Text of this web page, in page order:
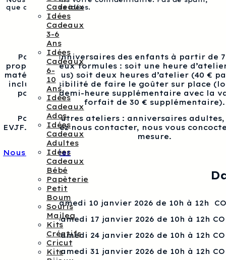
Cadeaux
Idées
Cadeaux
3-6
Ans
Idées
Cadeaux
6-
10
Ans
Idées
Cadeaux
Ados
Idées
Cadeaux
Adultes
Idées
Cadeaux
Bébé
Papèterie
Petit
Boum
Souris
Maileg
Kits
Créatifs
Cricut
Kits
que des bonnes idées.
Pour les anniversaires des enfants à partir de
proposons deux formules : soit une heure
matériel inclus) soit deux heures d’atelier (40 €
inclus), possibilité de faire le goûter sur place
pour une demi-heure supplémentaire avec la
forfait de 30 € supplémentaire).
Pour les autres ateliers : anniversaires
EVJF…, veuillez nous contacter, nous vous
mesure.
Nous contacter
Samedi 10 janvier 2026 de 10h à 12h
Samedi 17 janvier 2026 de 10h à 12h
Samedi 24 janvier 2026 de 10h à 12h
Samedi 31 janvier 2026 de 10h à 12h